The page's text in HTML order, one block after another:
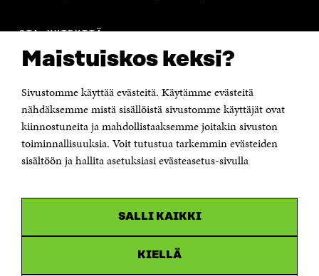
Maistuiskos keksi?
Sivustomme käyttää evästeitä. Käytämme evästeitä
nähdäksemme mistä sisällöistä sivustomme käyttäjät ovat
kiinnostuneita ja mahdollistaaksemme joitakin sivuston
toiminnallisuuksia. Voit tutustua tarkemmin evästeiden
sisältöön ja hallita asetuksiasi evästeasetus-sivulla
SALLI KAIKKI
KIELLÄ
OTA YHTEYTTÄ
Itämerenkatu 11-13, PL 160,
00181 Helsinki
Puhelin +358 294 618 991
Sähköpostiosoite
Saapumisohjeet
Y-tunnus 0202132-3
uudessa